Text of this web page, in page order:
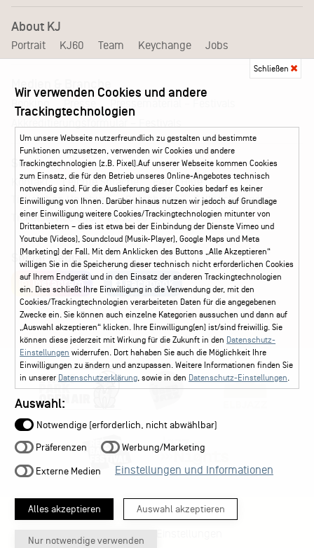
About KJ
Portrait KJ60 Team Keychange Jobs
Booking Presse
Service
Kontakt Leichte Sprache
FAQ / Hilfe
Ticketshop Hamburg
Gutscheine
Callback-Service
Ticketservice 040 - 413 22 60
Social Media
Instagram Facebook
Schließen
Wir verwenden Cookies und andere
Trackingtechnologien
Um unsere Webseite nutzerfreundlich zu gestalten und bestimmte
Funktionen umzusetzen, verwenden wir Cookies und andere
Trackingtechnologien (z.B. Pixel).Auf unserer Webseite kommen Cookies
zum Einsatz, die für den Betrieb unseres Online-Angebotes technisch
notwendig sind. Für die Auslieferung dieser Cookies bedarf es keiner
Einwilligung von Ihnen. Darüber hinaus nutzen wir jedoch auf Grundlage
einer Einwilligung weitere Cookies/Trackingtechnologien mitunter von
Drittanbietern – dies ist etwa bei der Einbindung der Dienste Vimeo und
Youtube (Videos), Soundcloud (Musik-Player), Google Maps und Meta
(Marketing) der Fall. Mit dem Anklicken des Buttons „Alle Akzeptieren“
willigen Sie in die Speicherung dieser technisch nicht erforderlichen Cookies
auf Ihrem Endgerät und in den Einsatz der anderen Trackingtechnologien
ein. Dies schließt Ihre Einwilligung in die Verwendung der, mit den
Cookies/Trackingtechnologien verarbeiteten Daten für die angegebenen
Zwecke ein. Sie können auch einzelne Kategorien aussuchen und dann auf
„Auswahl akzeptieren“ klicken. Ihre Einwilligung(en) ist/sind freiwillig. Sie
können diese jederzeit mit Wirkung für die Zukunft in den Datenschutz-
Einstellungen widerrufen. Dort hahaben Sie auch die Möglichkeit Ihre
Einwilligungen zu ändern und anzupassen. Weitere Informationen finden Sie
in unserer Datenschutzerklärung, sowie in den Datenschutz-Einstellungen.
Auswahl:
Notwendige (erforderlich, nicht abwählbar)
Präferenzen Werbung/Marketing
Externe Medien Einstellungen und Informationen
Alles akzeptieren Auswahl akzeptieren
Nur notwendige verwenden